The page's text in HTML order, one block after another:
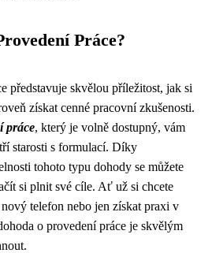
Práce?
představuje skvělou příležitost, jak si
získat cenné pracovní zkušenosti.
práce, který je volně dostupný, vám
starosti s formulací. Díky
tohoto typu dohody se můžete
si plnit své cíle. Ať už si chcete
telefon nebo jen získat praxi v
o provedení práce je skvělým